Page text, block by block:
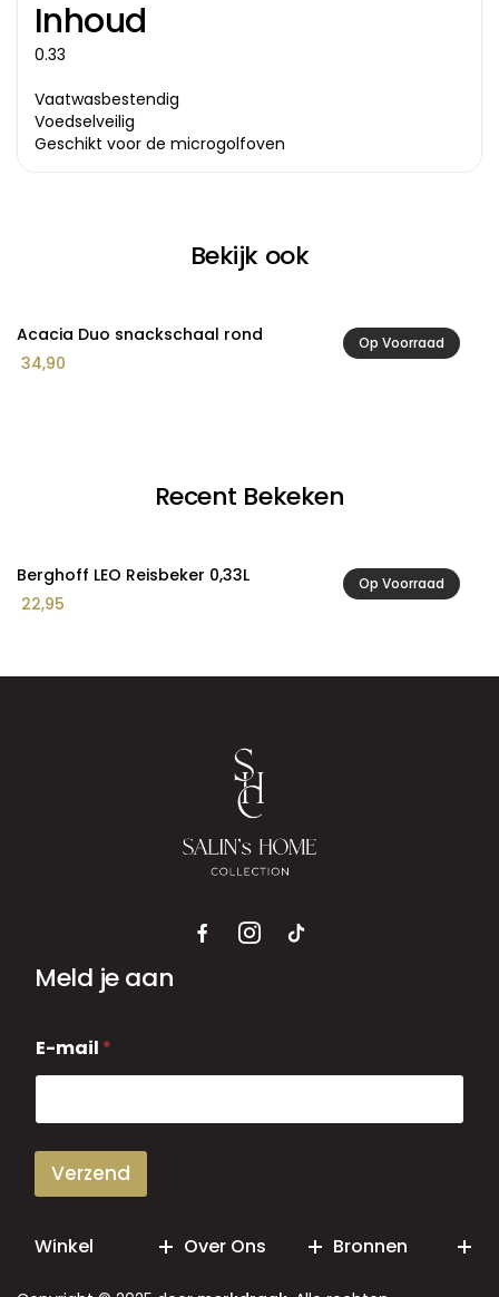
Inhoud
0.33
Vaatwasbestendig
Voedselveilig
Geschikt voor de microgolfoven
Bekijk ook
Op Voorraad
Acacia Duo snackschaal rond
34,90
Recent Bekeken
Op Voorraad
Berghoff LEO Reisbeker 0,33L
22,95
Meld je aan
-
m
i
E-mail *
Verzend
Winkel Over Ons Bronnen